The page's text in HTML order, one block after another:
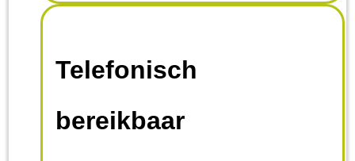
feestdagen: gesloten
Telefonisch
bereikbaar